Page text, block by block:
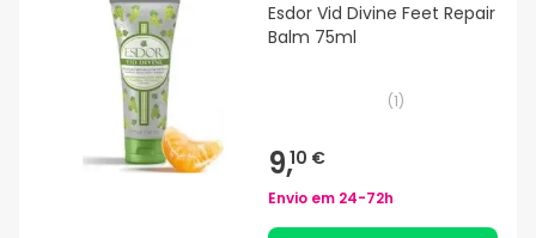
Esdor Vid Divine Feet Repair
Balm 75ml
(1)
9,10 €
Envio em 24-72h